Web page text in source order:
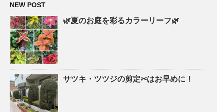
NEW POST
🌿夏のお庭を彩るカラーリーフ🌿
サツキ・ツツジの剪定✂はお早めに！